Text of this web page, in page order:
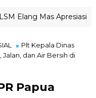
Mas Apresiasi
Plt Kepala Dinas
Jalan, dan Air Bersih di
Papua